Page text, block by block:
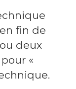
fin de
deux
«